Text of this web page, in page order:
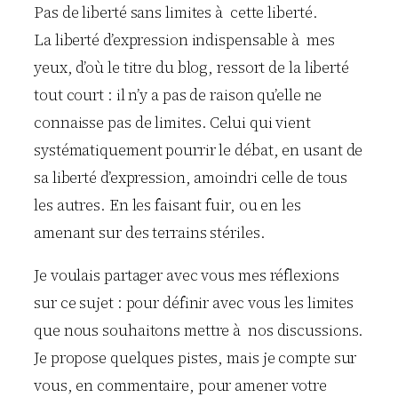
Pas de liberté sans limites à cette liberté.
La liberté d’expression indispensable à mes
yeux, d’où le titre du blog, ressort de la liberté
tout court : il n’y a pas de raison qu’elle ne
connaisse pas de limites. Celui qui vient
systématiquement pourrir le débat, en usant de
sa liberté d’expression, amoindri celle de tous
les autres. En les faisant fuir, ou en les
amenant sur des terrains stériles.
Je voulais partager avec vous mes réflexions
sur ce sujet : pour définir avec vous les limites
que nous souhaitons mettre à nos discussions.
Je propose quelques pistes, mais je compte sur
vous, en commentaire, pour amener votre